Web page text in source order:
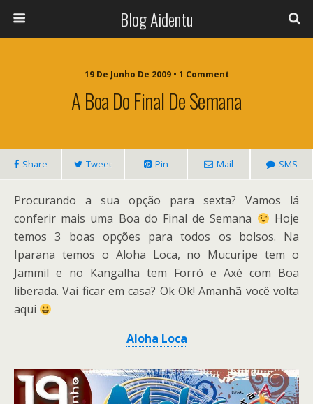
Blog Aidentu
19 De Junho De 2009 • 1 Comment
A Boa Do Final De Semana
Share Tweet Pin Mail SMS
Procurando a sua opção para sexta? Vamos lá
conferir mais uma Boa do Final de Semana
Hoje
temos 3 boas opções para todos os bolsos. Na
Iparana temos o Aloha Loca, no Mucuripe tem o
Jammil e no Kangalha tem Forró e Axé com Boa
liberada. Vai ficar em casa? Ok Ok! Amanhã você volta
aqui
Aloha Loca